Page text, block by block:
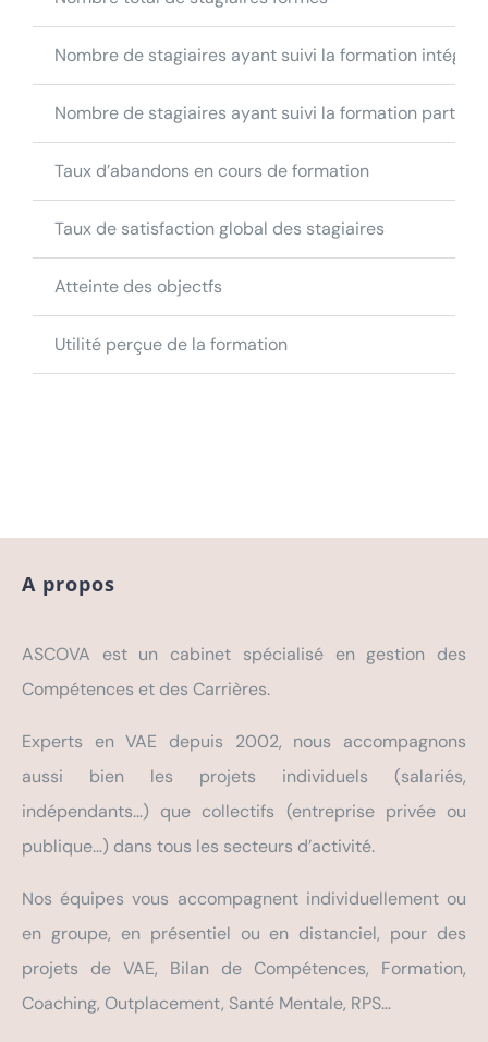
Nombre de stagiaires ayant suivi la formation
Nombre de stagiaires ayant suivi la formation
Taux d’abandons en cours de formation
Taux de satisfaction global des stagiaires
Atteinte des objectfs
Utilité perçue de la formation
A propos
ASCOVA est un cabinet spécialisé en gestion des
Compétences et des Carrières.
Experts en VAE depuis 2002, nous accompagnons
aussi bien les projets individuels (salariés,
indépendants…) que collectifs (entreprise privée ou
publique…) dans tous les secteurs d’activité.
Nos équipes vous accompagnent individuellement ou
en groupe, en présentiel ou en distanciel, pour des
projets de VAE, Bilan de Compétences, Formation,
Coaching, Outplacement, Santé Mentale, RPS…